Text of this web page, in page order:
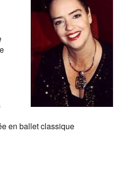
en ballet classique